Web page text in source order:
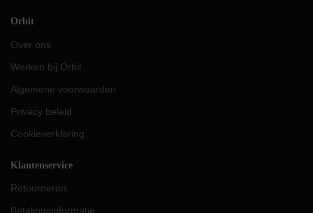
Orbit
Over ons
Werken bij Orbit
Algemene voorwaarden
Privacy beleid
Cookieverklaring
Klantenservice
Retourneren
Betalingsinformatie